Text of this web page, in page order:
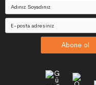
Abone ol